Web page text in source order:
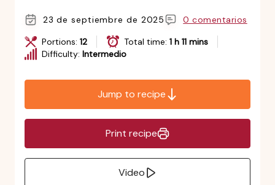
23 de septiembre de 2025
0 comentarios
Portions: 12 Total time: 1 h 11 mins
Difficulty: Intermedio
Jump to recipe
Print recipe
Video